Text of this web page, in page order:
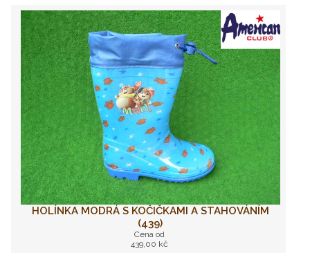
HOLÍNKA MODRÁ S KOČIČKAMI A STAHOVÁNÍM
(439)
Cena od
439,00 kč